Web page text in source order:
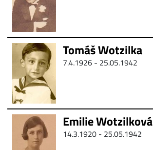
Tomáš Wotzilka
7.4.1926 - 25.05.1942
Emilie Wotzilková
14.3.1920 - 25.05.1942